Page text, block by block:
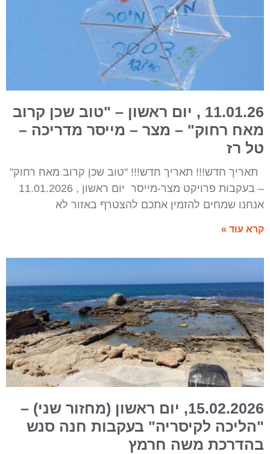
11.01.26 , יום ראשון – "טוב שכן קרוב
מאח רחוק" – מצר – מייסר מדריכה –
טל רז
תאריך חדש!!! תאריך חדש!!! "טוב שכן קרוב מאח רחוק"
– בעקבות פרויקט מצר-מייסר יום ראשון , 11.01.2026
אנחנו שמחים להזמין אתכם להצטרף באזור לא
קרא עוד »
15.02.2026, יום ראשון (מחזור שני) –
"הליכה לקיסריה" בעקבות חנה סנש
בהדרכת משה חרמץ